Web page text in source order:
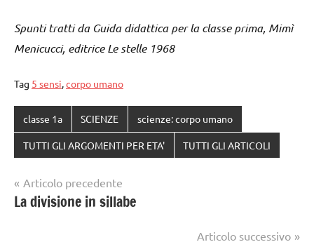
Spunti tratti da Guida didattica per la classe prima, Mimì
Menicucci, editrice Le stelle 1968
Tag 5 sensi,corpo umano
classe 1a SCIENZE scienze: corpo umano
TUTTI GLI ARGOMENTI PER ETA' TUTTI GLI ARTICOLI
Navigazione
articoli
Articolo precedente
La divisione in sillabe
Articolo successivo